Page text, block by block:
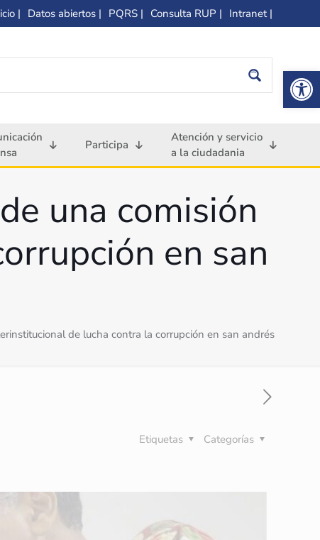
| Datos abiertos | PQRS | Consulta RUP | Intranet |
Participa
Atención y servicio
a la ciudadania
una comisión
en san
de lucha contra la corrupción en san andrés
Categorías
Etiquetas